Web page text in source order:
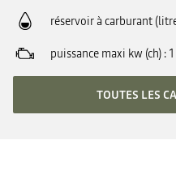
réservoir à carburant
puissance maxi kw (ch)
TOUTES LES